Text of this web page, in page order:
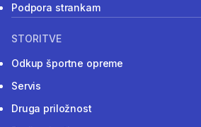
Podpora strankam
STORITVE
Odkup športne opreme
Servis
Druga priložnost